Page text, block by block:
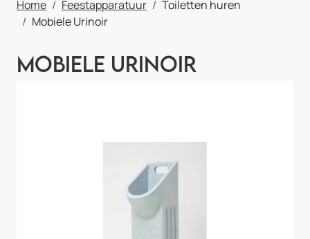
Home Feestapparatuur
Toiletten huren
Mobiele Urinoir
Mobiele Urinoir